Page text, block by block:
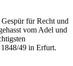
für Recht und
vom Adel und
49 in Erfurt.